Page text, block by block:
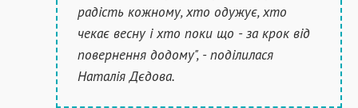
радість кожному, хто одужує, хто
чекає весну і хто поки що - за крок від
повернення додому", - поділилася
Наталія Дєдова.